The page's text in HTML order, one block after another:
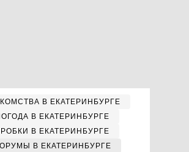
В ЕКАТЕРИНБУРГЕ
В ЕКАТЕРИНБУРГЕ
В ЕКАТЕРИНБУРГЕ
В ЕКАТЕРИНБУРГЕ